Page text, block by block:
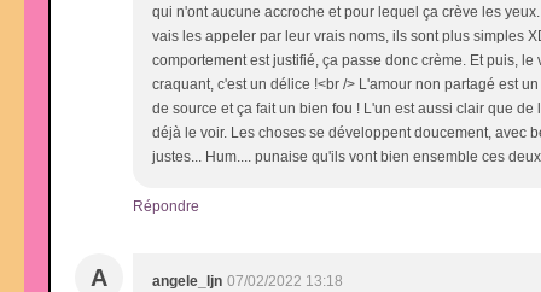
qui n'ont aucune accroche et pour lequel ça crève les
vais les appeler par leur vrais noms, ils sont plus simples
comportement est justifié, ça passe donc crème. Et puis,
craquant, c'est un délice !<br /> L'amour non partagé est
de source et ça fait un bien fou ! L'un est aussi clair que
déjà le voir. Les choses se développent doucement, avec
justes... Hum.... punaise qu'ils vont bien ensemble ces
Répondre
A angele_ljn 07/02/2022 13:18